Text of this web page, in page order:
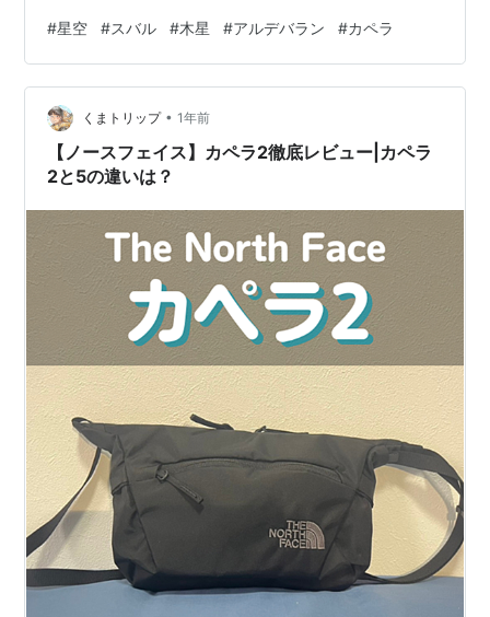
#星空 #スバル #木星 #アルデバラン #カペラ
くまトリップ • 1年前
【ノースフェイス】カペラ2徹底レビュー|カペラ
2と5の違いは？